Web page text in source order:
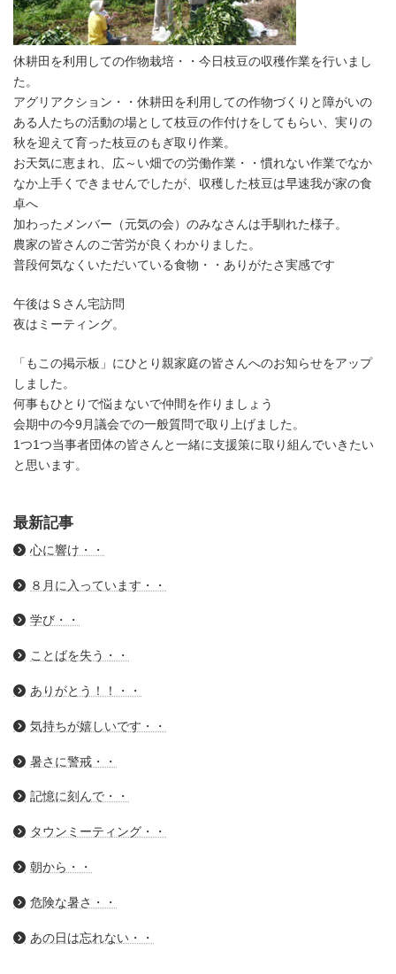
休耕田を利用しての作物栽培・・今日枝豆の収穫作業を行いまし
た。
アグリアクション・・休耕田を利用しての作物づくりと障がいの
ある人たちの活動の場として枝豆の作付けをしてもらい、実りの
秋を迎えて育った枝豆のもぎ取り作業。
お天気に恵まれ、広～い畑での労働作業・・慣れない作業でなか
なか上手くできませんでしたが、収穫した枝豆は早速我が家の食
卓へ
加わったメンバー（元気の会）のみなさんは手馴れた様子。
農家の皆さんのご苦労が良くわかりました。
普段何気なくいただいている食物・・ありがたさ実感です
午後はＳさん宅訪問
夜はミーティング。
「もこの掲示板」にひとり親家庭の皆さんへのお知らせをアップ
しました。
何事もひとりで悩まないで仲間を作りましょう
会期中の今9月議会での一般質問で取り上げました。
1つ1つ当事者団体の皆さんと一緒に支援策に取り組んでいきたい
と思います。
最新記事
心に響け・・
８月に入っています・・
学び・・
ことばを失う・・
ありがとう！！・・
気持ちが嬉しいです・・
暑さに警戒・・
記憶に刻んで・・
タウンミーティング・・
朝から・・
危険な暑さ・・
あの日は忘れない・・